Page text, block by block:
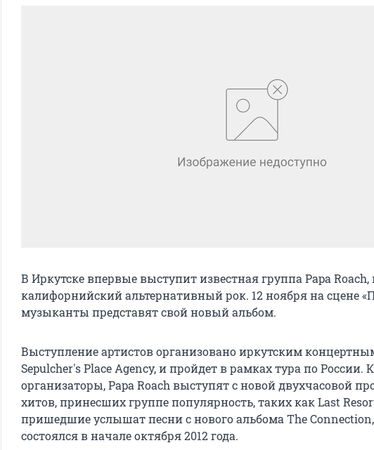
В Иркутске впервые выступит известная группа Papa
калифорнийский альтернативный рок. 12 ноября на сцене
музыканты представят свой новый альбом.
Выступление артистов организовано иркутским
Sepulcher's Place Agency, и пройдет в рамках тура по России.
организаторы, Papa Roach выступят с новой двухчасовой
хитов, принесших группе популярность, таких как Last
пришедшие услышат песни с нового альбома The Connection,
состоялся в начале октября 2012 года.